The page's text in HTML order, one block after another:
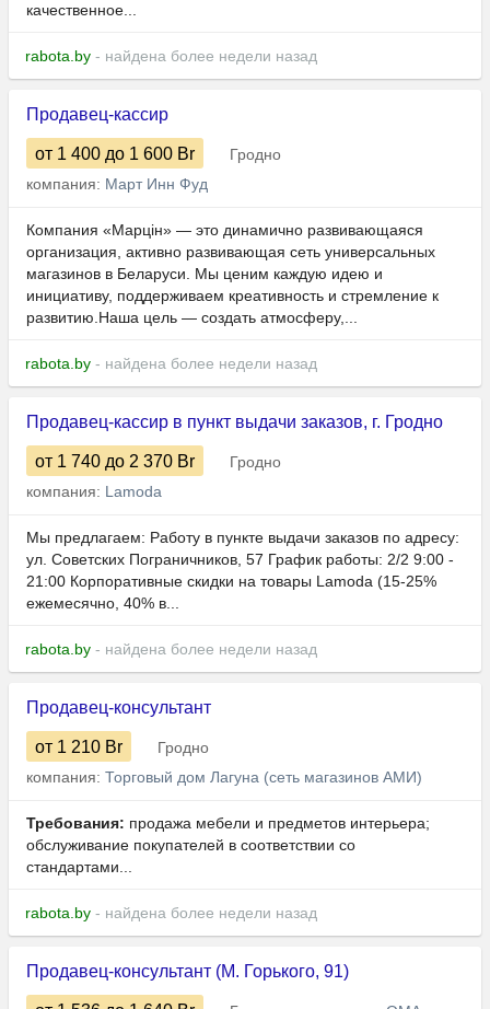
качественное...
rabota.by - найдена более недели назад
Продавец-кассир
от 1 400 до 1 600 Br
Гродно
компания: Март Инн Фуд
Компания «Марцін» — это динамично развивающаяся
организация, активно развивающая сеть универсальных
магазинов в Беларуси. Мы ценим каждую идею и
инициативу, поддерживаем креативность и стремление к
развитию.Наша цель — создать атмосферу,...
rabota.by - найдена более недели назад
Продавец-кассир в пункт выдачи заказов, г. Гродно
от 1 740 до 2 370 Br
Гродно
компания: Lamoda
Мы предлагаем: Работу в пункте выдачи заказов по адресу:
ул. Советских Пограничников, 57 График работы: 2/2 9:00 -
21:00 Корпоративные скидки на товары Lamoda (15-25%
ежемесячно, 40% в...
rabota.by - найдена более недели назад
Продавец-консультант
от 1 210 Br
Гродно
компания: Торговый дом Лагуна (сеть магазинов АМИ)
Требования: продажа мебели и предметов интерьера;
обслуживание покупателей в соответствии со
стандартами...
rabota.by - найдена более недели назад
Продавец-консультант (М. Горького, 91)